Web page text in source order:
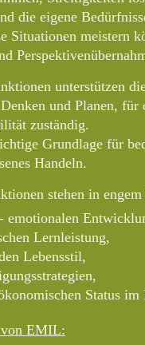
die eigene
Situationen meistern
unterstützen
Denken und Planen,
zuständig.
Grundlage für
Handeln.
stehen in
emotionalen
Lernleistung,
Lebensstil,
Status im
EMIL: